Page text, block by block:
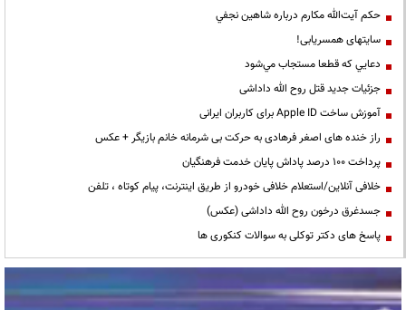
حكم آيت‌الله مكارم درباره شاهين نجفي
سایتهای همسریابی!
دعايي كه قطعا مستجاب مي‌شود
جزئیات جدید قتل روح الله داداشی
آموزش ساخت Apple ID برای کاربران ایرانی
راز خنده های اصغر فرهادی به حرکت بی شرمانه خانم بازیگر + عکس
پرداخت ۱۰۰ درصد پاداش پایان خدمت فرهنگیان
خلافی آنلاین/استعلام خلافی خودرو از طریق اینترنت، پیام کوتاه ، تلفن
جسدغرق درخون روح الله داداشی (عکس)
پاسخ های دکتر توکلی به سوالات کنکوری ها